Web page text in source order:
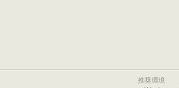
推奨環境